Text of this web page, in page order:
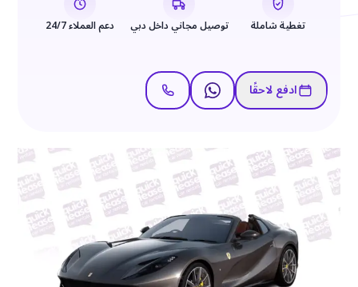
تغطية شاملة توصيل مجاني داخل دبي دعم العملاء 24/7
ادفع لاحقًا